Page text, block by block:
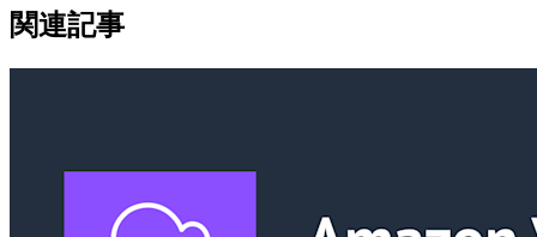
関連記事